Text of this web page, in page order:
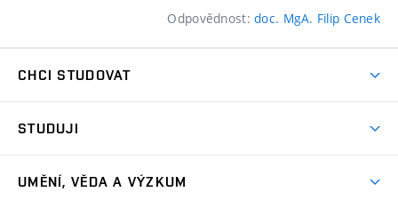
Odpovědnost:doc. MgA. Filip Cenek
CHCI STUDOVAT
Přijímačky
STUDUJI
UMĚNÍ, VĚDA A VÝZKUM